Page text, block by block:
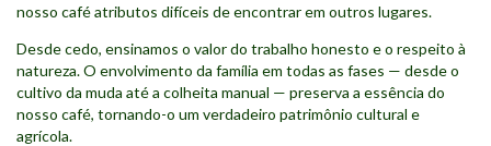
nosso café atributos difíceis de encontrar em outros lugares.
Desde cedo, ensinamos o valor do trabalho honesto e o respeito à
natureza. O envolvimento da família em todas as fases — desde o
cultivo da muda até a colheita manual — preserva a essência do
nosso café, tornando-o um verdadeiro patrimônio cultural e
agrícola.